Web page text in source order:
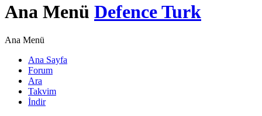
Ana Menü Defence Turk
Ana Menü
Ana Sayfa
Forum
Ara
Takvim
İndir